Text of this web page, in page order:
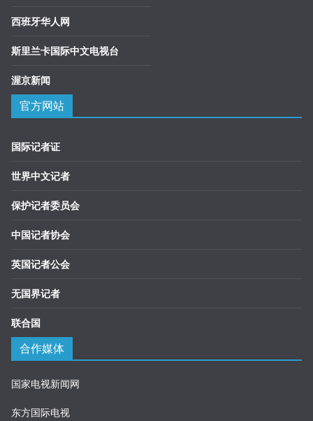
西班牙华人网
斯里兰卡国际中文电视台
渥京新闻
官方网站
国际记者证
世界中文记者
保护记者委员会
中国记者协会
英国记者公会
无国界记者
联合国
合作媒体
国家电视新闻网
东方国际电视